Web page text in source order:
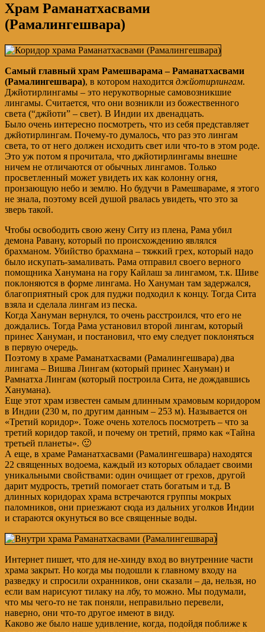
Храм Раманатхасвами
(Рамалингешвара)
Самый главный храм Рамешварама – Раманатхасвами
(Рамалингешвара), в котором находится джйотирлингам.
Джйотирлингамы – это нерукотворные самовозникшие
лингамы. Считается, что они возникли из божественного
света (“джйоти” – свет). В Индии их двенадцать.
Было очень интересно посмотреть, что из себя представляет
джйотирлингам. Почему-то думалось, что раз это лингам
света, то от него должен исходить свет или что-то в этом роде.
Это уж потом я прочитала, что джйотирлингамы внешне
ничем не отличаются от обычных лингамов. Только
просветленный может увидеть их как колонну огня,
пронзающую небо и землю. Но будучи в Рамешвараме, я этого
не знала, поэтому всей душой рвалась увидеть, что это за
зверь такой.
Чтобы освободить свою жену Ситу из плена, Рама убил
демона Равану, который по происхождению являлся
брахманом. Убийство брахмана – тяжкий грех, который надо
было искупать-замаливать. Рама отправил своего верного
помощника Ханумана на гору Кайлаш за лингамом, т.к. Шиве
поклоняются в форме лингама. Но Хануман там задержался,
благоприятный срок для пуджи подходил к концу. Тогда Сита
взяла и сделала лингам из песка.
Когда Хануман вернулся, то очень расстроился, что его не
дождались. Тогда Рама установил второй лингам, который
принес Хануман, и постановил, что ему следует поклоняться
в первую очередь.
Поэтому в храме Раманатхасвами (Рамалингешвара) два
лингама – Вишва Лингам (который принес Хануман) и
Рамнатха Лингам (который построила Сита, не дождавшись
Ханумана).
Еще этот храм известен самым длинным храмовым коридором
в Индии (230 м, по другим данным – 253 м). Называется он
«Третий коридор». Тоже очень хотелось посмотреть – что за
третий коридор такой, и почему он третий, прямо как «Тайна
третьей планеты». 🙂
А еще, в храме Раманатхасвами (Рамалингешвара) находятся
22 священных водоема, каждый из которых обладает своими
уникальными свойствами: один очищает от грехов, другой
дарит мудрость, третий помогает стать богатым и т.д. В
длинных коридорах храма встречаются группы мокрых
паломников, они приезжают сюда из дальних уголков Индии
и стараются окунуться во все священные воды.
Интернет пишет, что для не-хинду вход во внутренние части
храма закрыт. Но когда мы подошли к главному входу на
разведку и спросили охранников, они сказали – да, нельзя, но
если вам нарисуют тилаку на лбу, то можно. Мы подумали,
что мы чего-то не так поняли, неправильно перевели,
наверно, они что-то другое имеют в виду.
Каково же было наше удивление, когда, подойдя поближе к